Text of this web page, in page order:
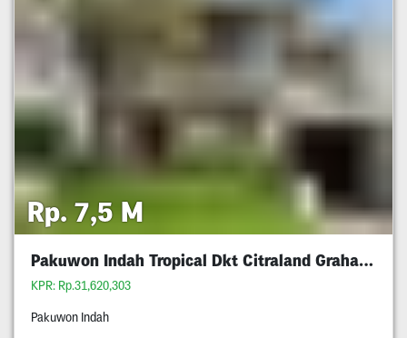
Rp. 7,5 M
Pakuwon Indah Tropical Dkt Citraland Graha Wiyung
KPR: Rp.31,620,303
Pakuwon Indah